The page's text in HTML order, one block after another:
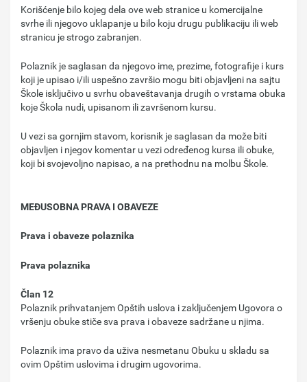
Korišćenje bilo kojeg dela ove web stranice u komercijalne
svrhe ili njegovo uklapanje u bilo koju drugu publikaciju ili web
stranicu je strogo zabranjen.
Polaznik je saglasan da njegovo ime, prezime, fotografije i kurs
koji je upisao i/ili uspešno završio mogu biti objavljeni na sajtu
Škole isključivo u svrhu obaveštavanja drugih o vrstama obuka
koje Škola nudi, upisanom ili završenom kursu.
U vezi sa gornjim stavom, korisnik je saglasan da može biti
objavljen i njegov komentar u vezi određenog kursa ili obuke,
koji bi svojevoljno napisao, a na prethodnu na molbu Škole.
MEĐUSOBNA PRAVA I OBAVEZE
Prava i obaveze polaznika
Prava polaznika
Član 12
Polaznik prihvatanjem Opštih uslova i zaključenjem Ugovora o
vršenju obuke stiče sva prava i obaveze sadržane u njima.
Polaznik ima pravo da uživa nesmetanu Obuku u skladu sa
ovim Opštim uslovima i drugim ugovorima.